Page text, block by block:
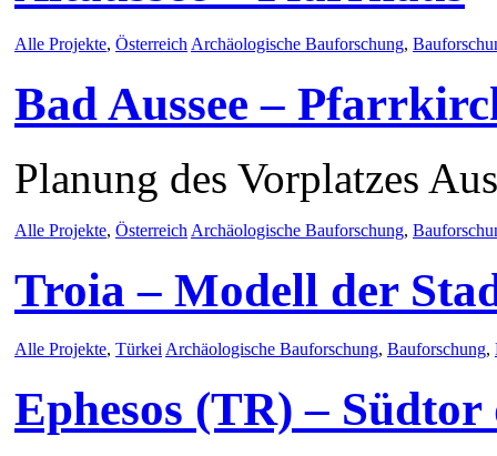
Alle Projekte, Österreich Archäologische Bauforschung,
Bad Aussee –
Planung des Vorplatzes
Alle Projekte, Österreich Archäologische Bauforschung,
Troia – Modell der
Alle Projekte, Türkei Archäologische Bauforschung, Bauforschung,
Ephesos (TR) –